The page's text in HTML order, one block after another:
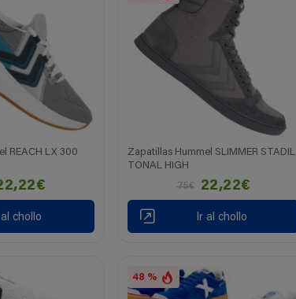
REACH LX 300
chollo
Zapatillas Hummel SLIMMER STADIL
TONAL HIGH
75€
22,22€
Ir al chollo
48 %